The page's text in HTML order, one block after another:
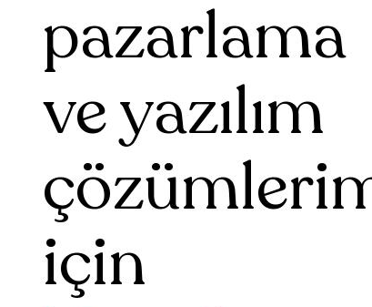
pazarlama
ve yazılım
için